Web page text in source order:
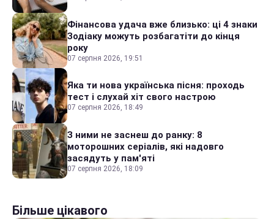
Фінансова удача вже близько: ці 4 знаки
Зодіаку можуть розбагатіти до кінця
року
07 серпня 2026, 19:51
Яка ти нова українська пісня: проходь
тест і слухай хіт свого настрою
07 серпня 2026, 18:49
З ними не заснеш до ранку: 8
моторошних серіалів, які надовго
засядуть у пам'яті
07 серпня 2026, 18:09
Більше цікавого